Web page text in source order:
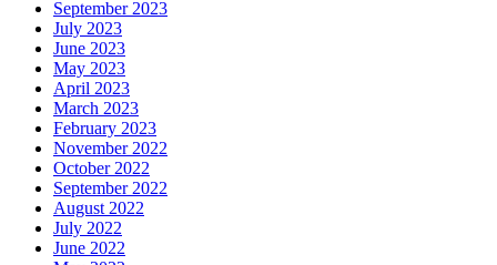
September 2023
July 2023
June 2023
May 2023
April 2023
March 2023
February 2023
November 2022
October 2022
September 2022
August 2022
July 2022
June 2022